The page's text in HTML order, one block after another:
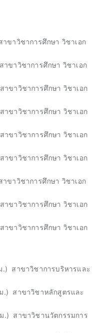
ขาวิชาการศึกษา วิชาเอก
ขาวิชาการศึกษา วิชาเอก
ขาวิชาการศึกษา วิชาเอก
ขาวิชาการศึกษา วิชาเอก
ขาวิชาการศึกษา วิชาเอก
ขาวิชาการศึกษา วิชาเอก
ขาวิชาการศึกษา วิชาเอก
ขาวิชาการศึกษา วิชาเอก
ขาวิชาการศึกษา วิชาเอก
สาขาวิชาการบริหารและ
สาขาวิชาหลักสูตรและ
สาขาวิชานวัตกรรมการ